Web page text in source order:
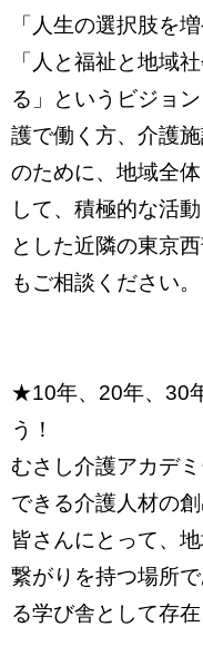
「人生の選択肢を
「人と福祉と地域
る」というビジョ
護で働く方、介護
のために、地域全
して、積極的な活
とした近隣の東京
もご相談ください。
★10年、20年、30
う！
むさし介護アカデ
できる介護人材の
皆さんにとって、
繋がりを持つ場所
る学び舎として存在